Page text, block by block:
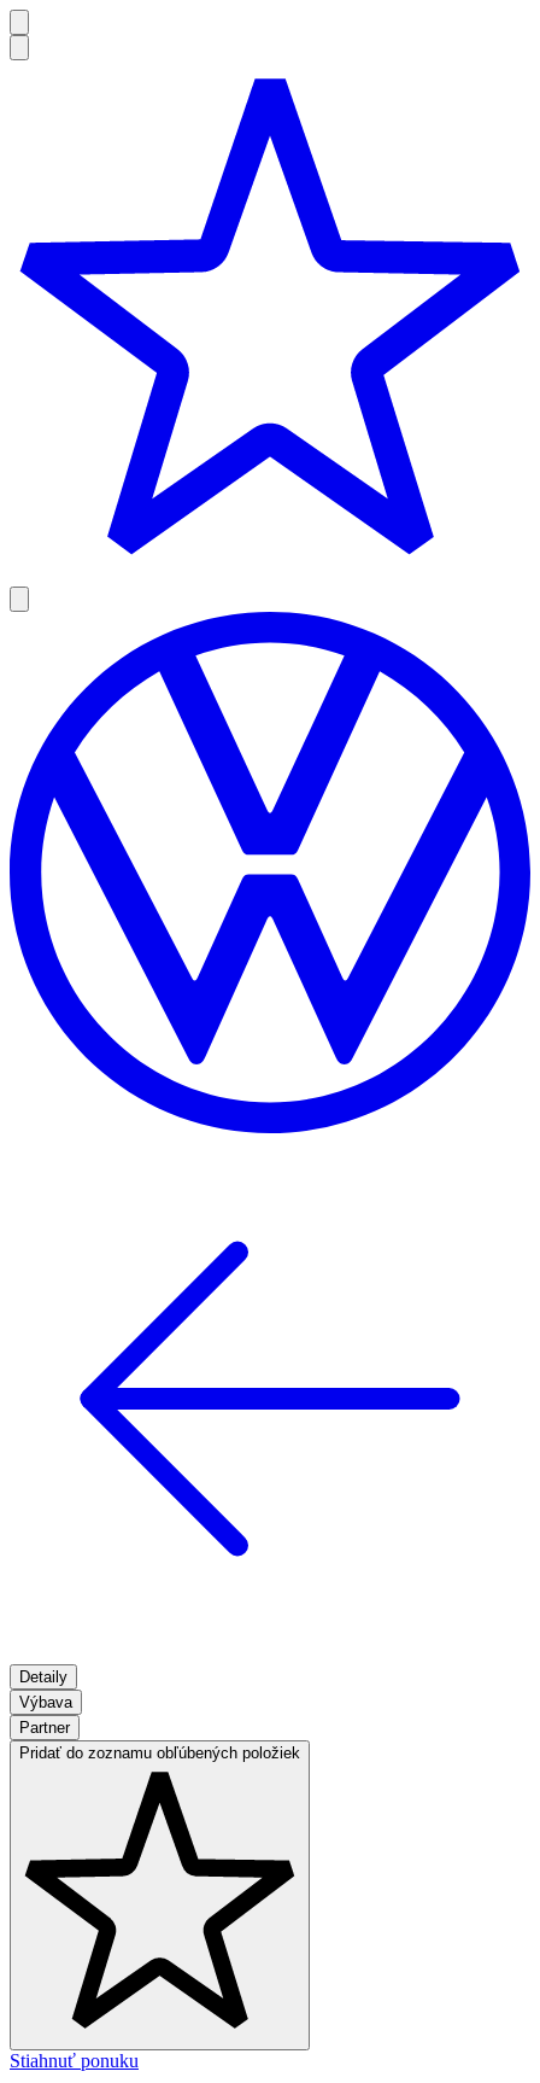
Detaily
Výbava
Partner
Pridať do zoznamu obľúbených položiek
Stiahnuť ponuku